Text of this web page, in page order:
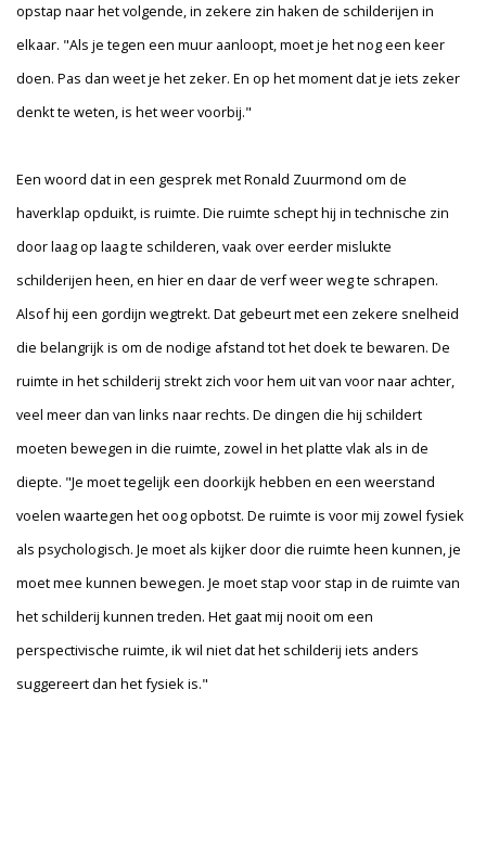
opstap naar het volgende, in zekere zin haken de schilderijen in
elkaar. "Als je tegen een muur aanloopt, moet je het nog een keer
doen. Pas dan weet je het zeker. En op het moment dat je iets zeker
denkt te weten, is het weer voorbij."
Een woord dat in een gesprek met Ronald Zuurmond om de
haverklap opduikt, is ruimte. Die ruimte schept hij in technische zin
door laag op laag te schilderen, vaak over eerder mislukte
schilderijen heen, en hier en daar de verf weer weg te schrapen.
Alsof hij een gordijn wegtrekt. Dat gebeurt met een zekere snelheid
die belangrijk is om de nodige afstand tot het doek te bewaren. De
ruimte in het schilderij strekt zich voor hem uit van voor naar achter,
veel meer dan van links naar rechts. De dingen die hij schildert
moeten bewegen in die ruimte, zowel in het platte vlak als in de
diepte. "Je moet tegelijk een doorkijk hebben en een weerstand
voelen waartegen het oog opbotst. De ruimte is voor mij zowel fysiek
als psychologisch. Je moet als kijker door die ruimte heen kunnen, je
moet mee kunnen bewegen. Je moet stap voor stap in de ruimte van
het schilderij kunnen treden. Het gaat mij nooit om een
perspectivische ruimte, ik wil niet dat het schilderij iets anders
suggereert dan het fysiek is."